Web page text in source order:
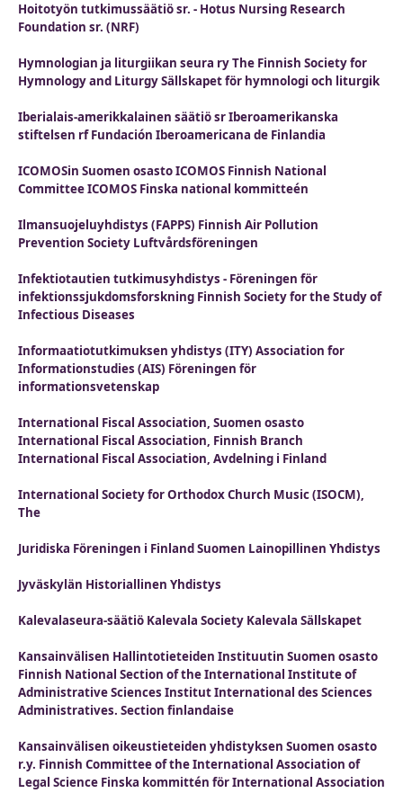
Hoitotyön tutkimussäätiö sr. - Hotus Nursing Research
Foundation sr. (NRF)
Hymnologian ja liturgiikan seura ry The Finnish Society for
Hymnology and Liturgy Sällskapet för hymnologi och liturgik
Iberialais-amerikkalainen säätiö sr Iberoamerikanska
stiftelsen rf Fundación Iberoamericana de Finlandia
ICOMOSin Suomen osasto ICOMOS Finnish National
Committee ICOMOS Finska national kommitteén
Ilmansuojeluyhdistys (FAPPS) Finnish Air Pollution
Prevention Society Luftvårdsföreningen
Infektiotautien tutkimusyhdistys - Föreningen för
infektionssjukdomsforskning Finnish Society for the Study of
Infectious Diseases
Informaatiotutkimuksen yhdistys (ITY) Association for
Informationstudies (AIS) Föreningen för
informationsvetenskap
International Fiscal Association, Suomen osasto
International Fiscal Association, Finnish Branch
International Fiscal Association, Avdelning i Finland
International Society for Orthodox Church Music (ISOCM),
The
Juridiska Föreningen i Finland Suomen Lainopillinen Yhdistys
Jyväskylän Historiallinen Yhdistys
Kalevalaseura-säätiö Kalevala Society Kalevala Sällskapet
Kansainvälisen Hallintotieteiden Instituutin Suomen osasto
Finnish National Section of the International Institute of
Administrative Sciences Institut International des Sciences
Administratives. Section finlandaise
Kansainvälisen oikeustieteiden yhdistyksen Suomen osasto
r.y. Finnish Committee of the International Association of
Legal Science Finska kommittén för International Association